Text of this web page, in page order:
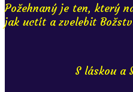
Požehnaný je ten, který
jak uctít a zvelebit
S láskou a